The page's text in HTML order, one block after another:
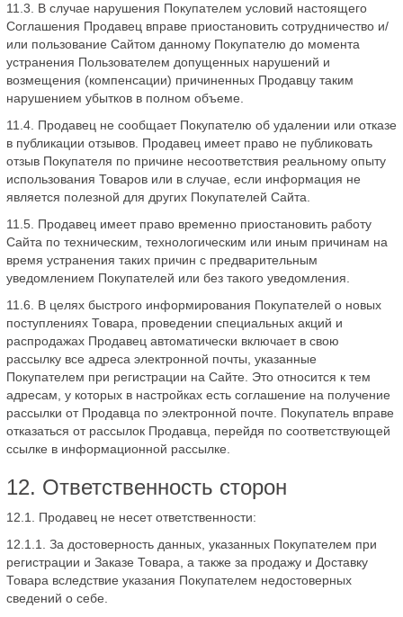
11.3. В случае нарушения Покупателем условий настоящего
Соглашения Продавец вправе приостановить сотрудничество и/
или пользование Сайтом данному Покупателю до момента
устранения Пользователем допущенных нарушений и
возмещения (компенсации) причиненных Продавцу таким
нарушением убытков в полном объеме.
11.4. Продавец не сообщает Покупателю об удалении или отказе
в публикации отзывов. Продавец имеет право не публиковать
отзыв Покупателя по причине несоответствия реальному опыту
использования Товаров или в случае, если информация не
является полезной для других Покупателей Сайта.
11.5. Продавец имеет право временно приостановить работу
Сайта по техническим, технологическим или иным причинам на
время устранения таких причин с предварительным
уведомлением Покупателей или без такого уведомления.
11.6. В целях быстрого информирования Покупателей о новых
поступлениях Товара, проведении специальных акций и
распродажах Продавец автоматически включает в свою
рассылку все адреса электронной почты, указанные
Покупателем при регистрации на Сайте. Это относится к тем
адресам, у которых в настройках есть соглашение на получение
рассылки от Продавца по электронной почте. Покупатель вправе
отказаться от рассылок Продавца, перейдя по соответствующей
ссылке в информационной рассылке.
12. Ответственность сторон
12.1. Продавец не несет ответственности:
12.1.1. За достоверность данных, указанных Покупателем при
регистрации и Заказе Товара, а также за продажу и Доставку
Товара вследствие указания Покупателем недостоверных
сведений о себе.